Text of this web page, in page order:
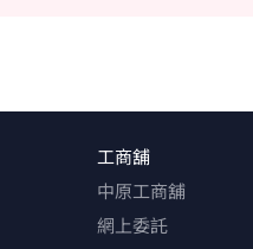
工商舖
中原工商舖
網上委託